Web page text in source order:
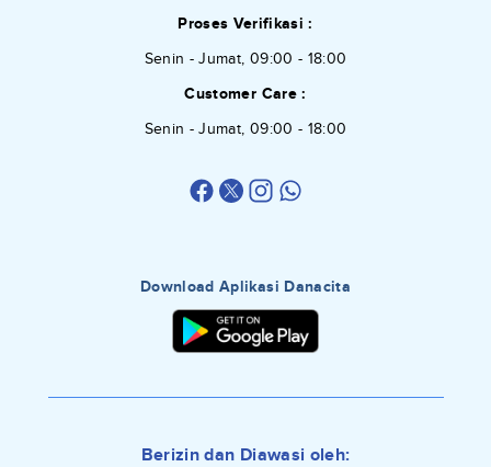
Proses Verifikasi :
Senin - Jumat, 09:00 - 18:00
Customer Care :
Senin - Jumat, 09:00 - 18:00
Download Aplikasi Danacita
Berizin dan Diawasi oleh: